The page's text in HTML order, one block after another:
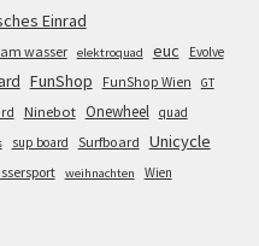
Einrad
wasser elektroquad euc
Evolve
FunShop FunShop Wien GT
Ninebot Onewheel quad
sup board Surfboard Unicycle
weihnachten
Wien